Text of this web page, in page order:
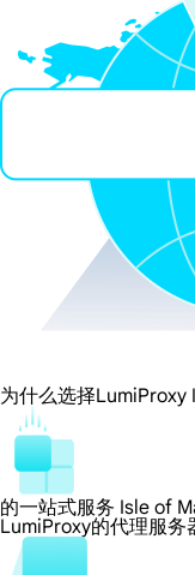
为什么选择LumiProxy
的一站式服务 Isle of
LumiProxy的代理服